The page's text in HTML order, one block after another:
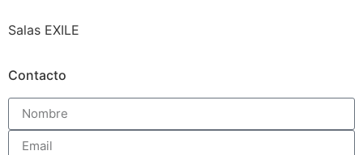
Salas EXILE
Contacto